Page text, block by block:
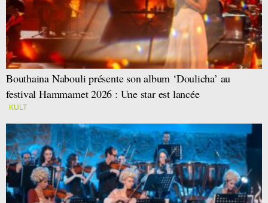
Bouthaina Nabouli présente son album ‘Doulicha’ au
festival Hammamet 2026 : Une star est lancée
KULT